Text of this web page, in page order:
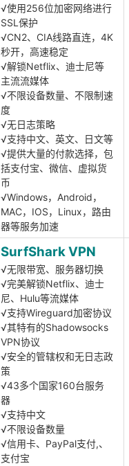
√使用256位加密网络进行
SSL保护
√CN2、CIA线路直连，4K
秒开，高速稳定
√解锁Netflix、迪士尼等
主流流媒体
√不限设备数量、不限制速
度
√无日志策略
√支持中文、英文、日文等
√提供大量的付款选择，包
括支付宝、微信、虚拟货
币
√Windows，Android，
MAC，IOS，Linux，路由
器等服务加速
SurfShark VPN
√无限带宽、服务器切换
√完美解锁Netflix、迪士
尼、Hulu等流媒体
√支持Wireguard加密协议
√其特有的Shadowsocks
VPN协议
√安全的管辖权和无日志政
策
√43多个国家160台服务
器
√支持中文
√不限设备数量
√信用卡、PayPal支付,、
支付宝